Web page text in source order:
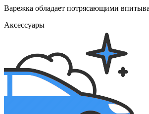
Варежка обладает потрясающими
Аксессуары